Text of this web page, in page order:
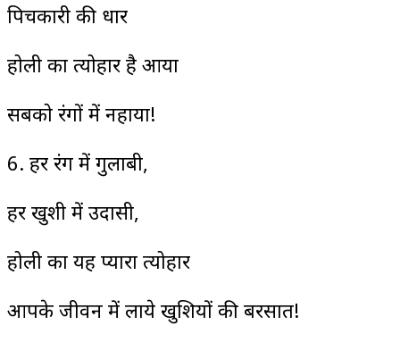
पिचकारी की धार
होली का त्योहार है आया
सबको रंगों में नहाया!
6. हर रंग में गुलाबी,
हर खुशी में उदासी,
होली का यह प्यारा त्योहार
आपके जीवन में लाये खुशियों की बरसात!